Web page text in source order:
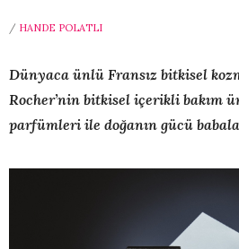
/ HANDE POLATLI
Dünyaca ünlü Fransız bitkisel
Rocher’nin bitkisel içerikli bakım
parfümleri ile doğanın gücü